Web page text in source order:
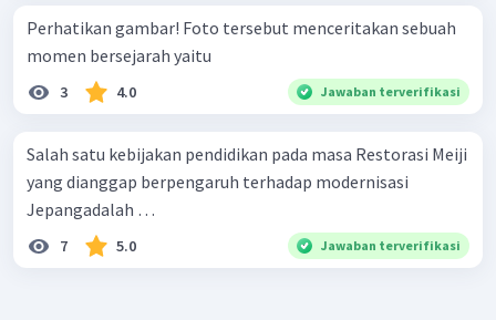
Perhatikan gambar! Foto tersebut menceritakan sebuah
momen bersejarah yaitu
3 4.0 Jawaban terverifikasi
Salah satu kebijakan pendidikan pada masa Restorasi Meiji
yang dianggap berpengaruh terhadap modernisasi
Jepangadalah …
7 5.0 Jawaban terverifikasi